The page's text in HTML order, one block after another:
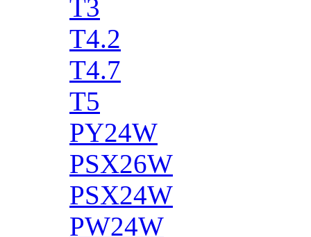
T3
T4.2
T4.7
T5
PY24W
PSX26W
PSX24W
PW24W